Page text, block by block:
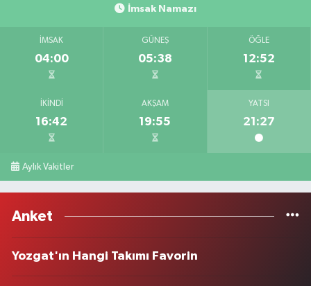
İmsak Namazı
İMSAK
04:00
GÜNEŞ
05:38
ÖĞLE
12:52
İKINDI
16:42
AKŞAM
19:55
YATSI
21:27
Aylık Vakitler
Anket
Yozgat'ın Hangi Takımı Favorin